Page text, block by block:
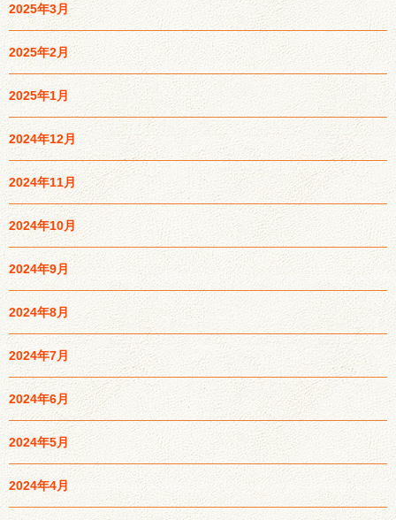
2025年3月
2025年2月
2025年1月
2024年12月
2024年11月
2024年10月
2024年9月
2024年8月
2024年7月
2024年6月
2024年5月
2024年4月